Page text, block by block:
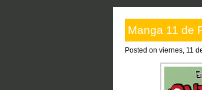
Manga 11 de
Posted on viernes, 11